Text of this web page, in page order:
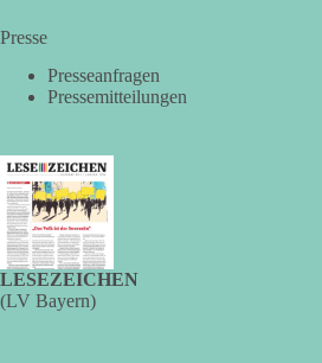
🔗 Quelle:
union-dagegen-a5567640.html
24 3
DieBasis
2 Tage(n) zuvor
❗️ Es ist keine Zensur. Es wurden lediglich
Presse
Presseanfragen
Pressemitteilungen
LESEZEICHEN
(LV Bayern)